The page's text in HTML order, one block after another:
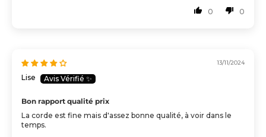
0 0
13/11/2024
Lise
Bon rapport qualité prix
La corde est fine mais d'assez bonne qualité, à voir dans le
temps.